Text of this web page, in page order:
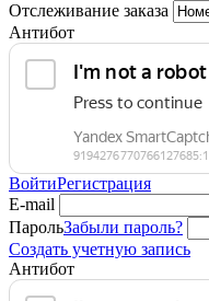
Отслеживание заказа
Антибот
ВойтиРегистрация
E-mail
ПарольЗабыли пароль?
Создать учетную запись
Антибот